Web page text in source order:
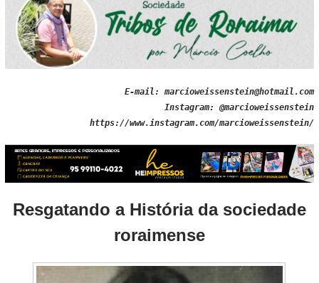
E-mail: marcioweissenstein@hotmail.com
Instagram: @marcioweissenstein
https://www.instagram.com/marcioweissenstein/
Resgatando a História da sociedade
roraimense